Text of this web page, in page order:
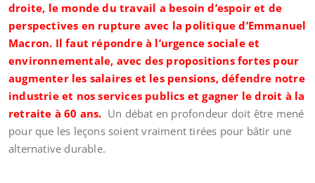
droite, le monde du travail a besoin d’espoir et de
perspectives en rupture avec la politique d’Emmanuel
Macron. Il faut répondre à l’urgence sociale et
environnementale, avec des propositions fortes pour
augmenter les salaires et les pensions, défendre notre
industrie et nos services publics et gagner le droit à la
retraite à 60 ans. Un débat en profondeur doit être mené
pour que les leçons soient vraiment tirées pour bâtir une
alternative durable.